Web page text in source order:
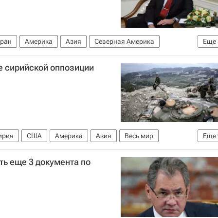
Еще
Америка Азия
Северная Америка
Биньямин Нетаньяху
Правительство Израиля
дел Израиля
Ликуд Кнессет Израиля
оппозиции
Еще
США Америка Азия
Весь мир
Женева (кантон)
Турция
Башар Асад
Правительство США
еще 3 документа по